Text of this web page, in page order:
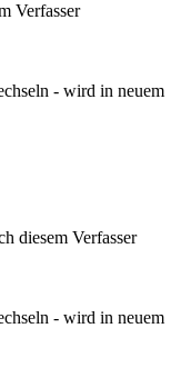
Verfasser
- wird in neuem
diesem Verfasser
- wird in neuem